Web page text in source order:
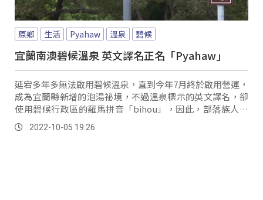
原鄉 生活 Pyahaw 溫泉 碧候
宜蘭南澳碧候溫泉 英文譯名正名「Pyahaw」
延宕多年多無法啟用碧候溫泉，直到今年7月終於啟用營運，
成為宜蘭縣新增的泡湯祕境，不過溫泉標示的英文譯名，卻
使用碧候行政區的羅馬拼音「bihou」，因此，部落族人希
望溫泉能正名為泰雅族語羅馬拼音「Pyahaw」。
2022-10-05 19:26